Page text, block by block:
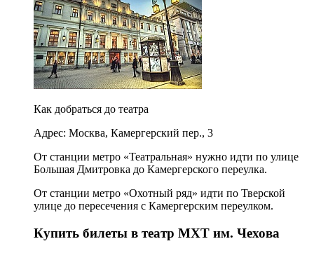
Как добраться до театра
Адрес: Москва, Камергерский пер., 3
От станции метро «Театральная» нужно идти по улице
Большая Дмитровка до Камергерского переулка.
От станции метро «Охотный ряд» идти по Тверской
улице до пересечения с Камергерским переулком.
Купить билеты в театр МХТ им. Чехова